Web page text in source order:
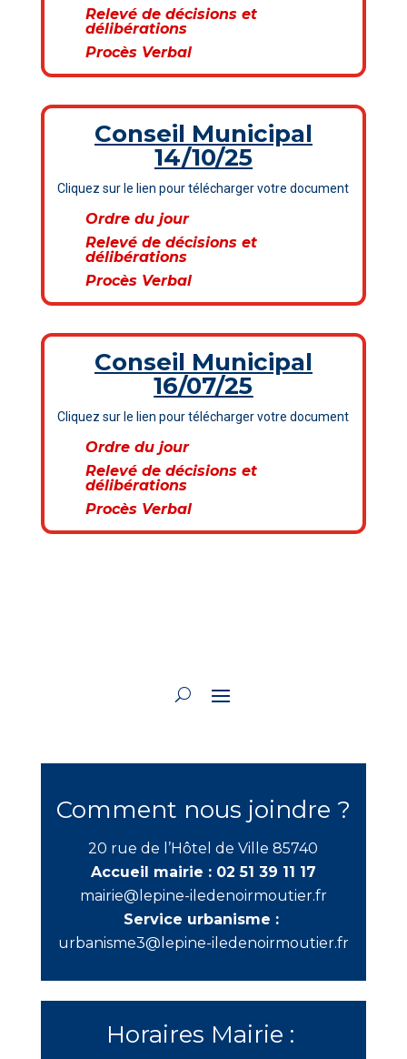
Relevé de décisions et
délibérations
Procès Verbal
Conseil Municipal
14/10/25
Cliquez sur le lien pour télécharger votre document
Ordre du jour
Relevé de décisions et
délibérations
Procès Verbal
Conseil Municipal
16/07/25
Cliquez sur le lien pour télécharger votre document
Ordre du jour
Relevé de décisions et
délibérations
Procès Verbal
Comment nous joindre ?
20 rue de l’Hôtel de Ville 85740
Accueil mairie : 02 51 39 11 17
mairie@lepine-iledenoirmoutier.fr
Service urbanisme :
urbanisme3@lepine-iledenoirmoutier.fr
Horaires Mairie :